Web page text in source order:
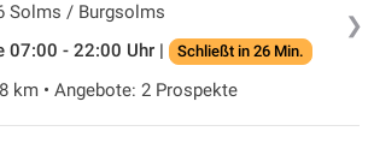
❯
Solms / Burgsolms
07:00 - 22:00 Uhr |
Schließt in 26 Min.
km • Angebote: 2 Prospekte